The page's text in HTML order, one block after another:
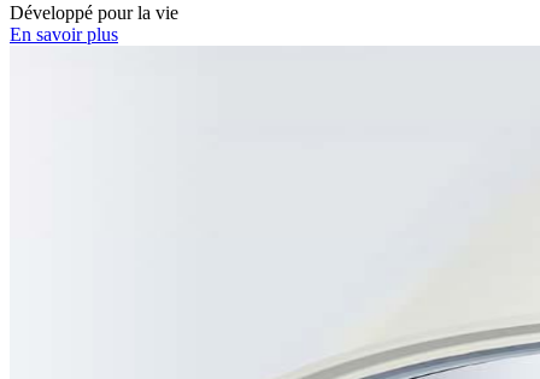
Développé pour la vie
En savoir plus